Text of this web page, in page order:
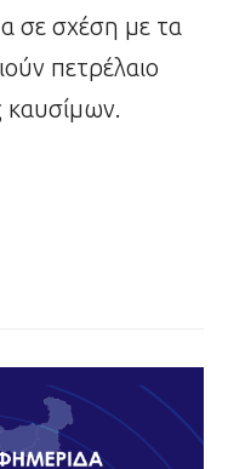
σε σχέση με τα
πετρέλαιο
καυσίμων.